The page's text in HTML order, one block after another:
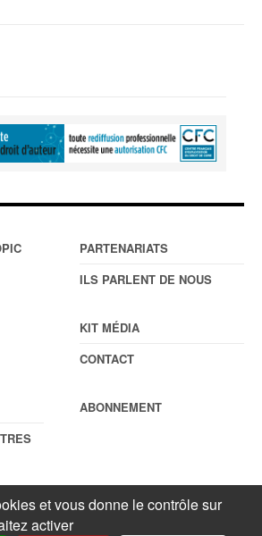
PARTENARIATS
ILS PARLENT DE NOUS
KIT MÉDIA
CONTACT
ABONNEMENT
. Reproduction interdite sans autorisation
de cookies
et vous donne le contrôle sur
activer